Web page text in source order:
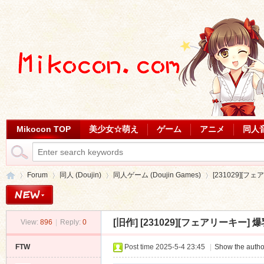
Mikocon TOP 美少女☆萌え ゲーム アニメ 同人
Forum
›
同人 (Doujin) 同人ゲーム (Doujin Games)
›
[231029][フェ
View: 896 Reply: 0 [旧作] [231029][フェアリーキー]
FTW Post time 2025-5-4 23:45 Show the